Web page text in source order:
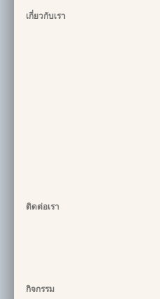
เกี่ยวกับเรา
ติดต่อเรา
กิจกรรม